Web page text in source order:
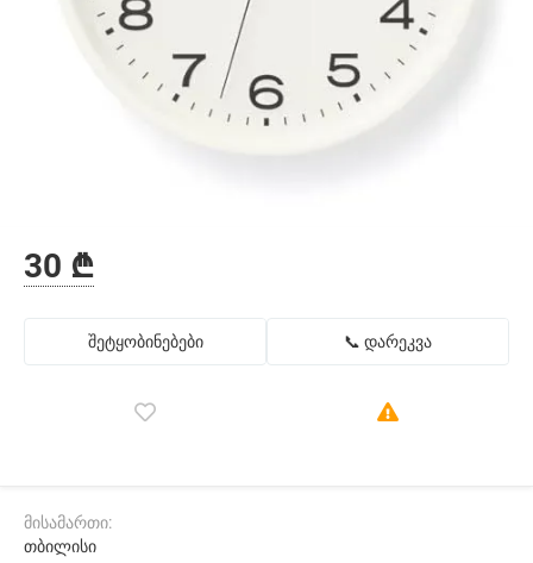
30 ₾
შეტყობინებები 📞 დარეკვა
მისამართი:
თბილისი